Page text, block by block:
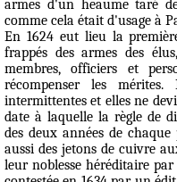
armes d'un heaume taré
comme cela était d'usage à
En 1624 eut lieu la
frappés des armes des
membres, officiers et
récompenser les
intermittentes et elles ne
date à laquelle la règle de
des deux années de
aussi des jetons de cuivre
leur noblesse héréditaire